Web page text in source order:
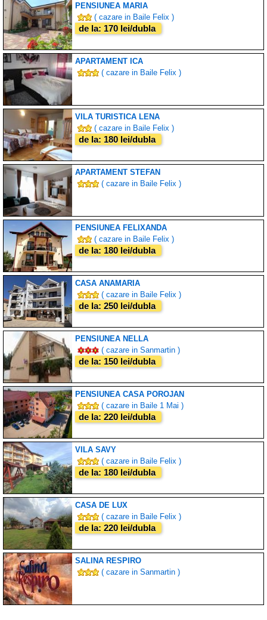
PENSIUNEA MARIA
( cazare in Baile Felix )
de la: 170 lei/dubla
APARTAMENT ICA
( cazare in Baile Felix )
VILA TURISTICA LENA
( cazare in Baile Felix )
de la: 180 lei/dubla
APARTAMENT STEFAN
( cazare in Baile Felix )
PENSIUNEA FELIXANDA
( cazare in Baile Felix )
de la: 180 lei/dubla
CASA ANAMARIA
( cazare in Baile Felix )
de la: 250 lei/dubla
PENSIUNEA NELLA
( cazare in Sanmartin )
de la: 150 lei/dubla
PENSIUNEA CASA POROJAN
( cazare in Baile 1 Mai )
de la: 220 lei/dubla
VILA SAVY
( cazare in Baile Felix )
de la: 180 lei/dubla
CASA DE LUX
( cazare in Baile Felix )
de la: 220 lei/dubla
SALINA RESPIRO
( cazare in Sanmartin )